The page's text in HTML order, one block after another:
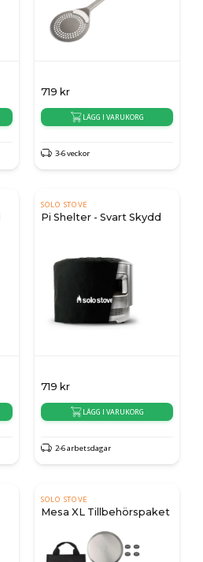
719 kr
LÄGG I VARUKORG
3-6 veckor
SOLO STOVE
Pi Shelter - Svart Skydd
719 kr
LÄGG I VARUKORG
2-6 arbetsdagar
SOLO STOVE
Mesa XL Tillbehörspaket